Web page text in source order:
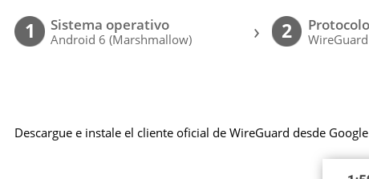
1 Sistema operativo
Android 6 (Marshmallow) › 2 Protocolo
Descargue e instale el cliente oficial de WireGuard desde